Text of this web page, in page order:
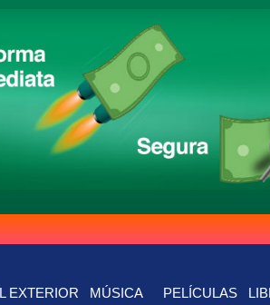
EXTERIOR MÚSICA PELÍCULAS